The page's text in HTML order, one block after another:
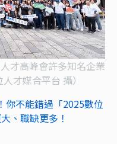
才高峰會許多知名企業
才媒合平台 攝）
你不能錯過「2025數位
、職缺更多！